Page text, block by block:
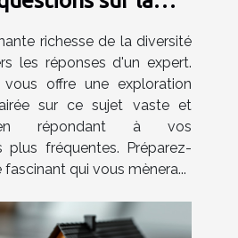
richesse de la diversité
les réponses d'un expert.
offre une exploration
sur ce sujet vaste et
en répondant à vos
plus fréquentes. Préparez-
qui vous mènera...